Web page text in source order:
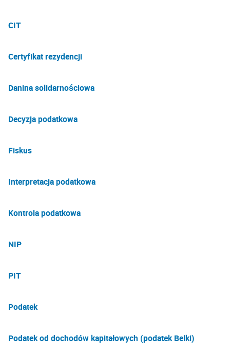
CIT
Certyfikat rezydencji
Danina solidarnościowa
Decyzja podatkowa
Fiskus
Interpretacja podatkowa
Kontrola podatkowa
NIP
PIT
Podatek
Podatek od dochodów kapitałowych (podatek Belki)